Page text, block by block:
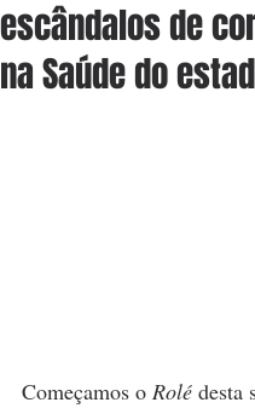
escândalos de
na Saúde do
Começamos o Rolé desta